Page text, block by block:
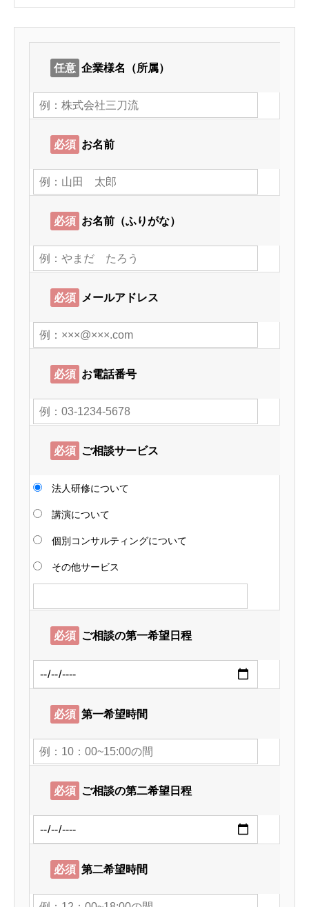
任意 企業様名（所属）
必須 お名前
必須 お名前（ふりがな）
必須 メールアドレス
必須 お電話番号
必須 ご相談サービス
法人研修について
講演について
個別コンサルティングについて
その他サービス
必須 ご相談の第一希望日程
必須 第一希望時間
必須 ご相談の第二希望日程
必須 第二希望時間